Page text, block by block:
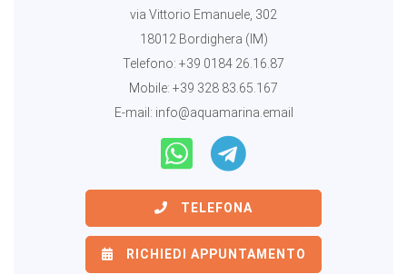
via Vittorio Emanuele, 302
18012 Bordighera (IM)
Telefono: +39 0184 26.16.87
Mobile: +39 328 83.65.167
E-mail: info@aquamarina.email
TELEFONA
RICHIEDI APPUNTAMENTO